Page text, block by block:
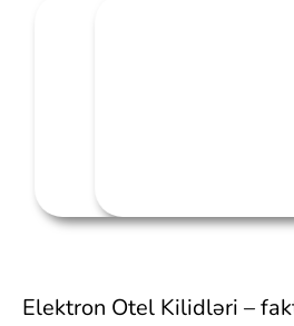
Elektron Otel Kilidləri –